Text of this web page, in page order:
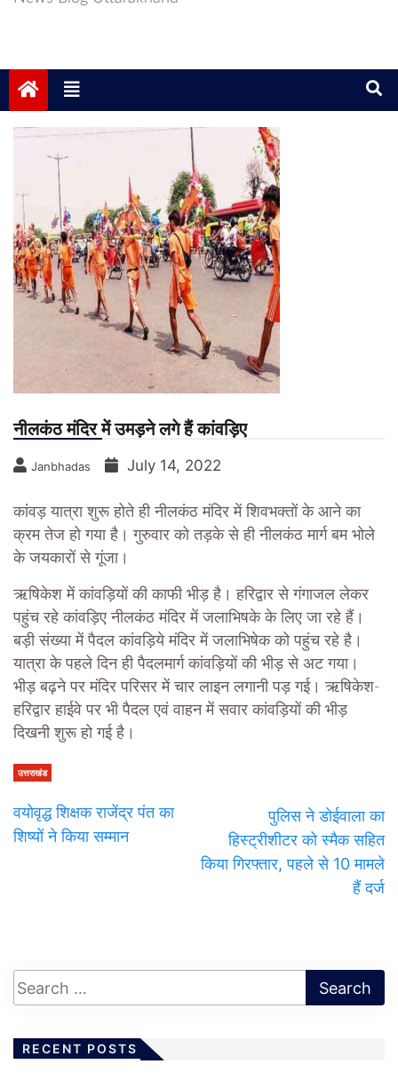
नीलकंठ मंदिर में उमड़ने लगे हैं कांवड़िए
Janbhadas July 14, 2022
कांवड़ यात्रा शुरू होते ही नीलकंठ मंदिर में शिवभक्तों के आने का
क्रम तेज हो गया है। गुरुवार को तड़के से ही नीलकंठ मार्ग बम भोले
के जयकारों से गूंजा।
ऋषिकेश में कांवड़ियों की काफी भीड़ है। हरिद्वार से गंगाजल लेकर
पहुंच रहे कांवड़िए नीलकंठ मंदिर में जलाभिषके के लिए जा रहे हैं।
बड़ी संख्या में पैदल कांवड़िये मंदिर में जलाभिषेक को पहुंच रहे है।
यात्रा के पहले दिन ही पैदलमार्ग कांवड़ियों की भीड़ से अट गया।
भीड़ बढ़ने पर मंदिर परिसर में चार लाइन लगानी पड़ गई। ऋषिकेश-
हरिद्वार हाईवे पर भी पैदल एवं वाहन में सवार कांवड़ियों की भीड़
दिखनी शुरू हो गई है।
उत्तराखंड
वयोवृद्ध शिक्षक राजेंद्र पंत का
शिष्यों ने किया सम्मान
पुल‍िस ने डोईवाला का
हिस्ट्रीशीटर को स्मैक सहित
क‍िया गिरफ्तार, पहले से 10 मामले
हैं दर्ज
RECENT POSTS